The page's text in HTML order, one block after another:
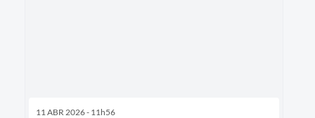
11 ABR 2026 - 11h56